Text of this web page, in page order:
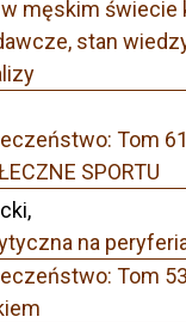
męskim świecie
stan
Tom
SPORTU
na
Tom